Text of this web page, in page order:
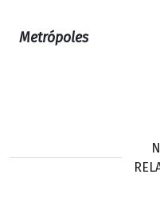
Metrópoles